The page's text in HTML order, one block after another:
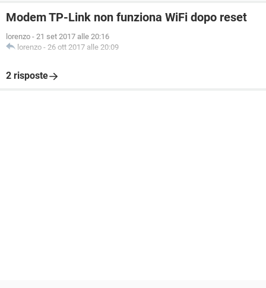
Modem TP-Link non funziona WiFi dopo reset
lorenzo - 21 set 2017 alle 20:16
lorenzo - 26 ott 2017 alle 20:09
2 risposte